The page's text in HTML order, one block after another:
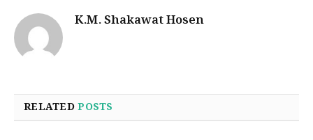
K.M. Shakawat Hosen
RELATEDPOSTS